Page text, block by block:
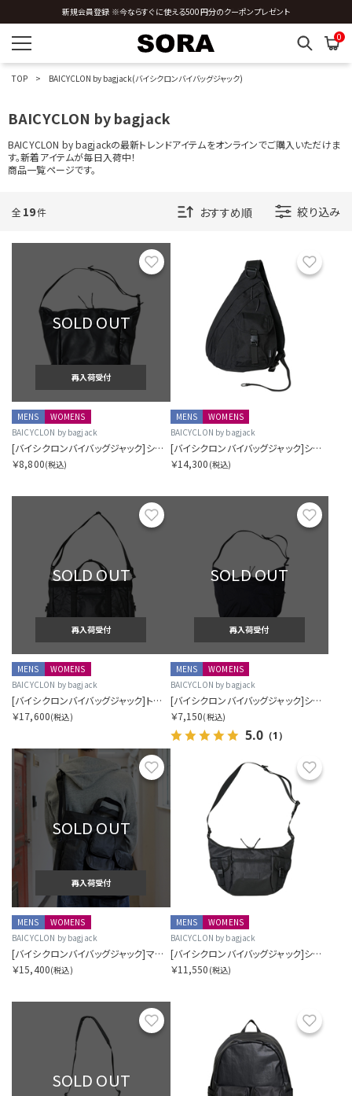
全国送料0円 ※3,980円以上のご購入時
新規会員登録 ※今ならすぐに使える500円分のクーポンプレゼント
0
TOP BAICYCLON by bagjack(バイシクロンバイバッグジャック)
BAICYCLON by bagjack
BAICYCLON by bagjackの最新トレンドアイテムをオンラインでご購入いただけま
す。新着アイテムが毎日入荷中！
商品一覧ページです。
全 19件 絞り込み
お気に入り
SOLD OUT
再入荷受付
MENS
WOMENS
BAICYCLON by bagjack
[バイシクロンバイバッグジャック]ショルダーバッグ（LE）
￥8,800(税込)
MENS
WOMENS
BAICYCLON by bagjack
[バイシクロンバイバッグジャック]シングルストラップバッグ
￥14,300 (税込)
お気に入り
SOLD OUT
再入荷受付
MENS
WOMENS
BAICYCLON by bagjack
[バイシクロンバイバッグジャック]トートバッグ
￥17,600(税込)
SOLD OUT
再入荷受付
MENS
WOMENS
BAICYCLON by bagjack
[バイシクロンバイバッグジャック]ショルダーバッグ
￥7,150(税込)
5.0（1）
お気に入り
SOLD OUT
再入荷受付
MENS
WOMENS
BAICYCLON by bagjack
[バイシクロンバイバッグジャック]マルチポケット2ウェイトート ミディアム
￥15,400(税込)
MENS
WOMENS
BAICYCLON by bagjack
[バイシクロンバイバッグジャック]ショルダーバッグ
￥11,550 (税込)
お気に入り
SOLD OUT